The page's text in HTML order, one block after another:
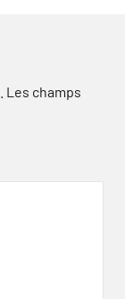
Les champs